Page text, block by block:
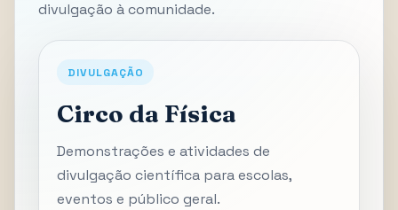
divulgação à comunidade.
DIVULGAÇÃO
Circo da Física
Demonstrações e atividades de
divulgação científica para escolas,
eventos e público geral.